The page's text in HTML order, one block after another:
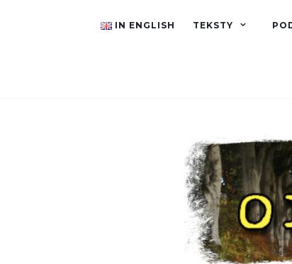
IN ENGLISH TEKSTY